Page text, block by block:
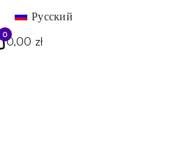
Русский
0
0,00 zł